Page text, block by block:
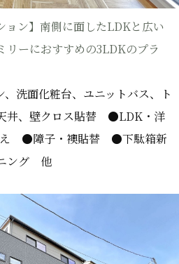
ョン】南側に面したLDKと広い
リーにおすすめの3LDKのプラ
洗面化粧台、ユニットバス、ト
井、壁クロス貼替 ●LDK・洋
●障子・襖貼替 ●下駄箱新
ング 他